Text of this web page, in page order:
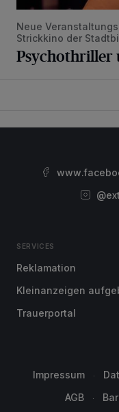
Neue
Strickkino der
Psychothriller
SERVICES
Reklamation
Kleinanzeigen
Trauerportal
Impressum
AGB